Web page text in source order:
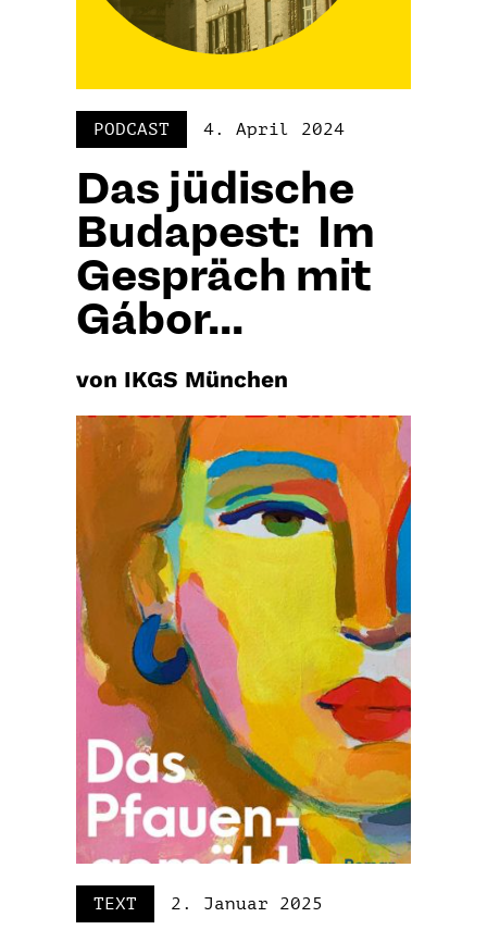
PODCAST 4. April 2024
Das jüdische
Budapest: Im
Gespräch mit
Gábor...
von IKGS München
TEXT 2. Januar 2025